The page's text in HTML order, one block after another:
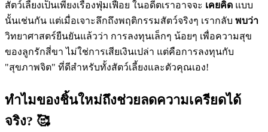
สัตว์เลี้ยงเป็นเพียงเรื่องฟุ่มเฟือย ในอดีตเราอาจจะ เคยคิด แบบ
นั้นเช่นกัน แต่เมื่อเจาะลึกถึงพฤติกรรมสัตว์จริงๆ เรากลับ พบว่า
วิทยาศาสตร์ยืนยันแล้วว่า การลงทุนเล็กๆ น้อยๆ เพื่อความสุข
ของลูกรักสี่ขา ไม่ใช่การเสียเงินเปล่า แต่คือการลงทุนกับ
"สุขภาพจิต" ที่ดีสำหรับทั้งสัตว์เลี้ยงและตัวคุณเอง!
ทำไมของชิ้นใหม่ถึงช่วยลดความเครียดได้
จริง? 🥰